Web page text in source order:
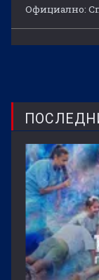
Официално: